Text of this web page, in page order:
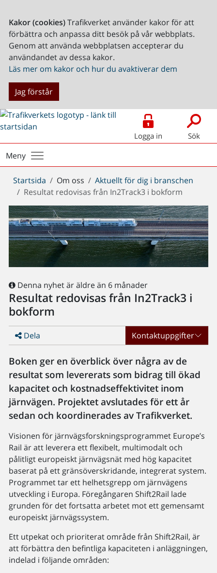
Kakor (cookies)Trafikverket använder kakor för att
förbättra och anpassa ditt besök på vår webbplats.
Genom att använda webbplatsen accepterar du
användandet av dessa kakor.
Läs mer om kakor och hur du avaktiverar dem
Jag förstår
Logga in Sök
Meny
Du
är
här:
Startsida Om oss
Aktuellt för dig i branschen
Resultat redovisas från In2Track3 i bokform
Denna nyhet är äldre än 6 månader
Resultat redovisas från In2Track3 i
bokform
Dela Kontaktuppgifter
Boken ger en överblick över några av de
resultat som levererats som bidrag till ökad
kapacitet och kostnadseffektivitet inom
järnvägen. Projektet avslutades för ett år
sedan och koordinerades av Trafikverket.
Visionen för järnvägsforskningsprogrammet Europe’s
Rail är att leverera ett flexibelt, multimodalt och
pålitligt europeiskt järnvägsnät med hög kapacitet
baserat på ett gränsöverskridande, integrerat system.
Programmet tar ett helhetsgrepp om järnvägens
utveckling i Europa. Föregångaren Shift2Rail lade
grunden för det fortsatta arbetet mot ett gemensamt
europeiskt järnvägssystem.
Ett utpekat och prioriterat område från Shift2Rail, är
att förbättra den befintliga kapaciteten i anläggningen,
indelad i följande områden: